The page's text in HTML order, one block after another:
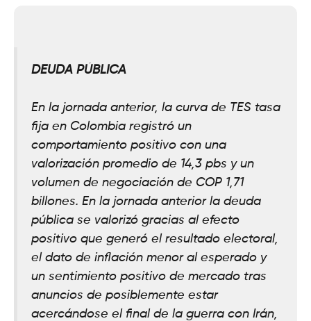
DEUDA PÚBLICA
En la jornada anterior, la curva de TES tasa
fija en Colombia registró un
comportamiento positivo con una
valorización promedio de 14,3 pbs y un
volumen de negociación de COP 1,71
billones. En la jornada anterior la deuda
pública se valorizó gracias al efecto
positivo que generó el resultado electoral,
el dato de inflación menor al esperado y
un sentimiento positivo de mercado tras
anuncios de posiblemente estar
acercándose el final de la guerra con Irán,